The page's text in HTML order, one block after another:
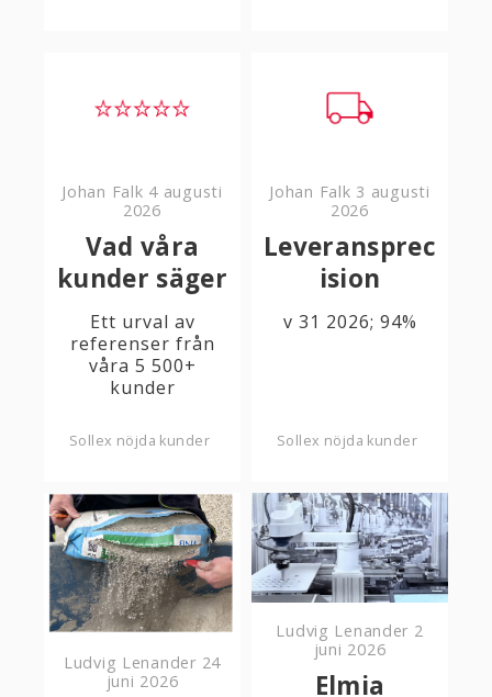
Johan Falk 4 augusti
2026
Vad våra
kunder säger
Ett urval av
referenser från
våra 5 500+
kunder
Sollex nöjda kunder
Johan Falk 3 augusti
2026
Leveransprec
ision
v 31 2026; 94%
Sollex nöjda kunder
Ludvig Lenander 24
juni 2026
Ludvig Lenander 2
juni 2026
Elmia